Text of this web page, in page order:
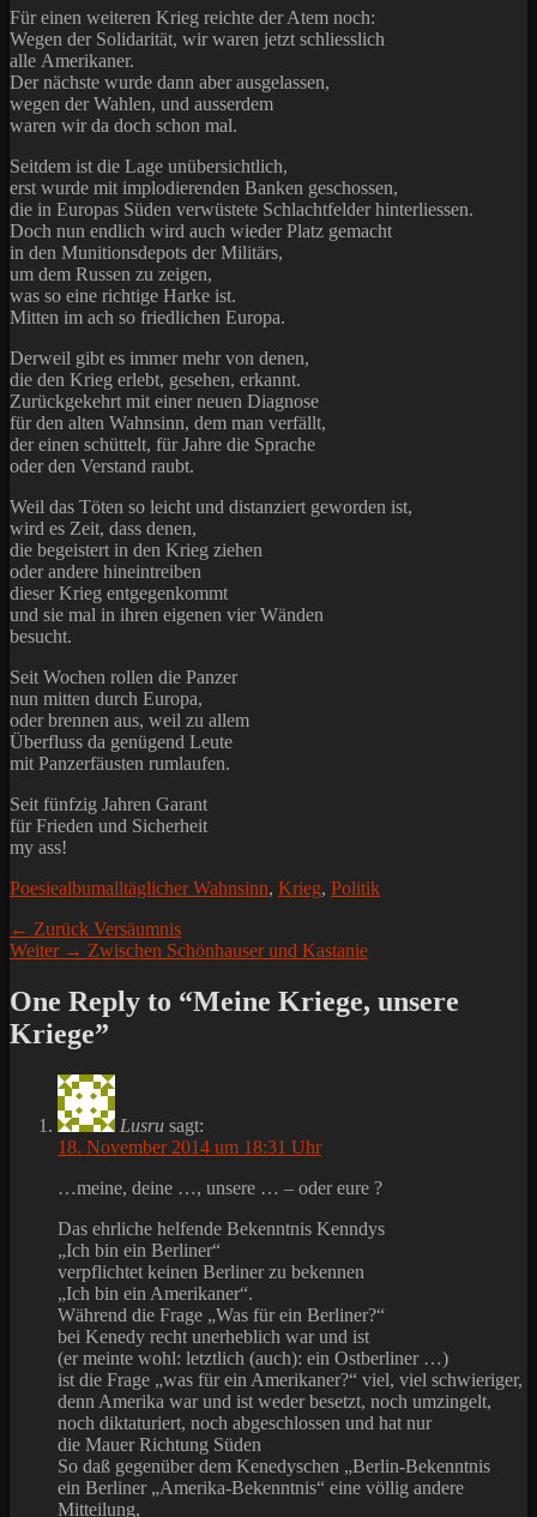
Für einen weiteren Krieg reichte der Atem noch:
Wegen der Solidarität, wir waren jetzt schliesslich
alle Amerikaner.
Der nächste wurde dann aber ausgelassen,
wegen der Wahlen, und ausserdem
waren wir da doch schon mal.
Seitdem ist die Lage unübersichtlich,
erst wurde mit implodierenden Banken geschossen,
die in Europas Süden verwüstete Schlachtfelder hinterliessen.
Doch nun endlich wird auch wieder Platz gemacht
in den Munitionsdepots der Militärs,
um dem Russen zu zeigen,
was so eine richtige Harke ist.
Mitten im ach so friedlichen Europa.
Derweil gibt es immer mehr von denen,
die den Krieg erlebt, gesehen, erkannt.
Zurückgekehrt mit einer neuen Diagnose
für den alten Wahnsinn, dem man verfällt,
der einen schüttelt, für Jahre die Sprache
oder den Verstand raubt.
Weil das Töten so leicht und distanziert geworden ist,
wird es Zeit, dass denen,
die begeistert in den Krieg ziehen
oder andere hineintreiben
dieser Krieg entgegenkommt
und sie mal in ihren eigenen vier Wänden
besucht.
Seit Wochen rollen die Panzer
nun mitten durch Europa,
oder brennen aus, weil zu allem
Überfluss da genügend Leute
mit Panzerfäusten rumlaufen.
Seit fünfzig Jahren Garant
für Frieden und Sicherheit
my ass!
Kategorien
PoesiealbumSchlagworte
alltäglicher Wahnsinn, Krieg, Politik
Beitragsnavigation
← Zurück Vorheriger
Beitrag:
Versäumnis
Weiter → Nächster
Zwischen Schönhauser und Kastanie
One Reply to “Meine Kriege, unsere
Kriege”
Lusru sagt:
18. November 2014 um 18:31 Uhr
…meine, deine …, unsere … – oder eure ?
Das ehrliche helfende Bekenntnis Kenndys
„Ich bin ein Berliner“
verpflichtet keinen Berliner zu bekennen
„Ich bin ein Amerikaner“.
Während die Frage „Was für ein Berliner?“
bei Kenedy recht unerheblich war und ist
(er meinte wohl: letztlich (auch): ein Ostberliner …)
ist die Frage „was für ein Amerikaner?“ viel, viel schwieriger,
denn Amerika war und ist weder besetzt, noch umzingelt,
noch diktaturiert, noch abgeschlossen und hat nur
die Mauer Richtung Süden
So daß gegenüber dem Kenedyschen „Berlin-Bekenntnis
ein Berliner „Amerika-Bekenntnis“ eine völlig andere
Mitteilung,